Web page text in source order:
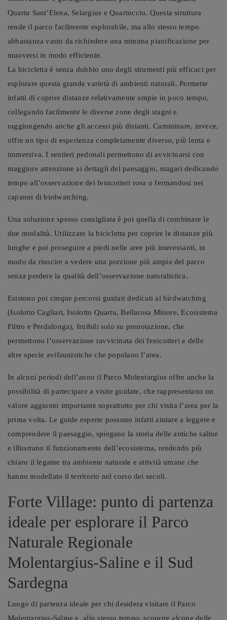
Quartu Sant’Elena, Selargius e Quartucciu. Questa struttura
rende il parco facilmente esplorabile, ma allo stesso tempo
abbastanza vasto da richiedere una minima pianificazione per
muoversi in modo efficiente.
La bicicletta è senza dubbio uno degli strumenti più efficaci per
esplorare questa grande varietà di ambienti naturali. Permette
infatti di coprire distanze relativamente ampie in poco tempo,
collegando facilmente le diverse zone degli stagni e
raggiungendo anche gli accessi più distanti. Camminare, invece,
offre un tipo di esperienza completamente diverso, più lenta e
immersiva. I sentieri pedonali permettono di avvicinarsi con
maggiore attenzione ai dettagli del paesaggio, magari dedicando
tempo all’osservazione dei fenicotteri rosa o fermandosi nei
capanni di birdwatching.
Una soluzione spesso consigliata è poi quella di combinare le
due modalità. Utilizzare la bicicletta per coprire le distanze più
lunghe e poi proseguire a piedi nelle aree più interessanti, in
modo da riuscire a vedere una porzione più ampia del parco
senza perdere la qualità dell’osservazione naturalistica.
Esistono poi cinque percorsi guidati dedicati al birdwatching
(Isolotto Cagliari, Isolotto Quartu, Bellarosa Minore, Ecosistema
Filtro e Perdalonga), fruibili solo su prenotazione, che
permettono l’osservazione ravvicinata dei fenicotteri e delle
altre specie avifaunistiche che popolano l’area.
In alcuni periodi dell’anno il Parco Molentargius offre anche la
possibilità di partecipare a visite guidate, che rappresentano un
valore aggiunto importante soprattutto per chi visita l’area per la
prima volta. Le guide esperte possono infatti aiutare a leggere e
comprendere il paesaggio, spiegano la storia delle antiche saline
e illustrano il funzionamento dell’ecosistema, rendendo più
chiaro il legame tra ambiente naturale e attività umane che
hanno modellato il territorio nel corso dei secoli.
Forte Village: punto di partenza
ideale per esplorare il Parco
Naturale Regionale
Molentargius-Saline e il Sud
Sardegna
Luogo di partenza ideale per chi desidera visitare il Parco
Molentargius-Saline e, allo stesso tempo, scoprire alcune delle